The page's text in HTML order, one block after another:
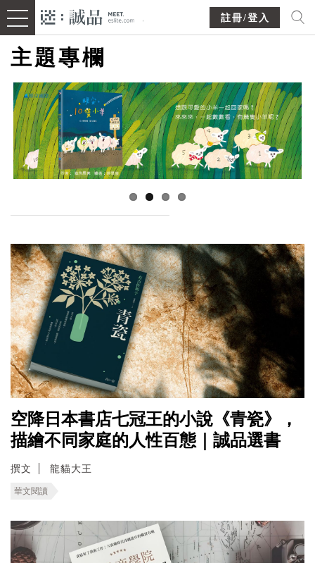
註冊/登入
主題專欄
空降日本書店七冠王的小說《青瓷》，
描繪不同家庭的人性百態｜誠品選書
撰文 龍貓大王
華文閱讀